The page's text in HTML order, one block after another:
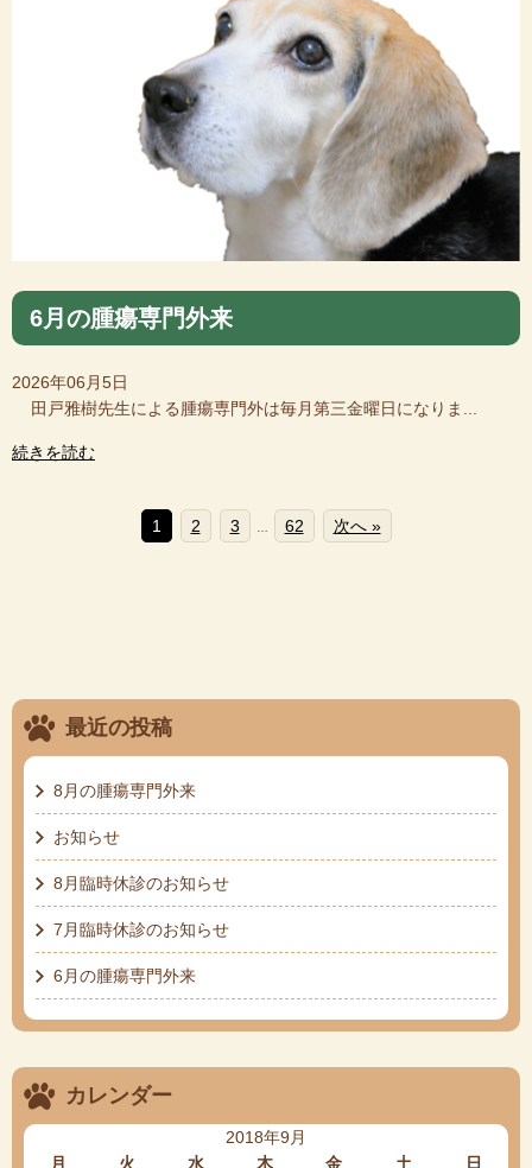
6月の腫瘍専門外来
2026年06月5日
田戸雅樹先生による腫瘍専門外は毎月第三金曜日になりま...
続きを読む
1 2 3 62 次へ »
最近の投稿
8月の腫瘍専門外来
お知らせ
8月臨時休診のお知らせ
7月臨時休診のお知らせ
6月の腫瘍専門外来
カレンダー
2018年9月
月
火 水 木 金 土 日